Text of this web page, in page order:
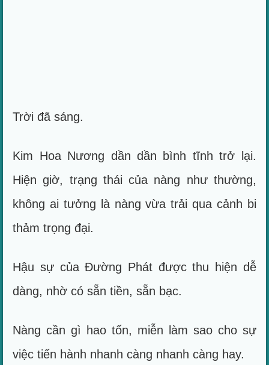
Trời đã sáng.
Kim Hoa Nương dần dần bình tĩnh trở lại.
Hiện giờ, trạng thái của nàng như thường,
không ai tưởng là nàng vừa trải qua cảnh bi
thảm trọng đại.
Hậu sự của Đường Phát được thu hiện dễ
dàng, nhờ có sẵn tiền, sẵn bạc.
Nàng cần gì hao tốn, miễn làm sao cho sự
việc tiến hành nhanh càng nhanh càng hay.